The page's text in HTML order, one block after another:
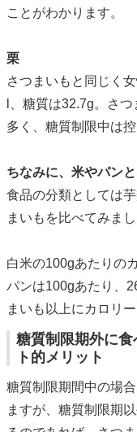
ことがわかります。
栗
さつまいもと同じく
l、糖質は32.7g。さ
多く、糖質制限中は
ちなみに、米やパン
食品の分類としては
まいもを比べてみまし
白米の100gあたりの
パンは100gあたり、
まいも以上にカロリ
糖質制限期外に
ト的メリット
糖質制限期間中の場
ますが、糖質制限期